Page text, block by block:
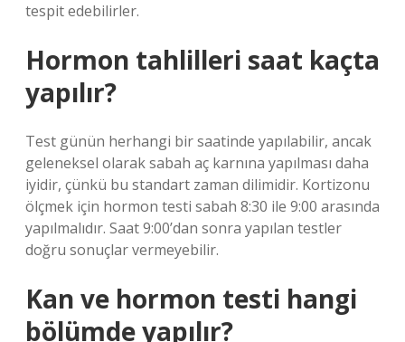
tespit edebilirler.
Hormon tahlilleri saat kaçta
yapılır?
Test günün herhangi bir saatinde yapılabilir, ancak
geleneksel olarak sabah aç karnına yapılması daha
iyidir, çünkü bu standart zaman dilimidir. Kortizonu
ölçmek için hormon testi sabah 8:30 ile 9:00 arasında
yapılmalıdır. Saat 9:00’dan sonra yapılan testler
doğru sonuçlar vermeyebilir.
Kan ve hormon testi hangi
bölümde yapılır?